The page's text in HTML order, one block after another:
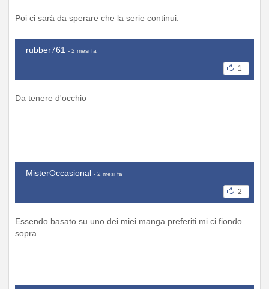
Poi ci sarà da sperare che la serie continui.
rubber761 - 2 mesi fa
1
Da tenere d'occhio
MisterOccasional - 2 mesi fa
2
Essendo basato su uno dei miei manga preferiti mi ci fiondo
sopra.